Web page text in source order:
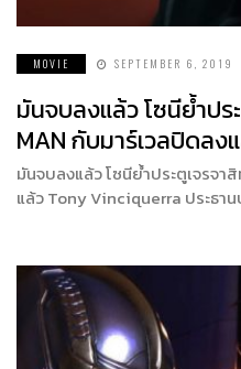
MOVIE SEPTEMBER 6, 2019
มันจบลงแล้ว โซนีย้ำปร
MAN กับมาร์เวลปิดลง
มันจบลงแล้ว โซนีย้ำประตูเจรจ
แล้ว Tony Vinciquerra ประธาน